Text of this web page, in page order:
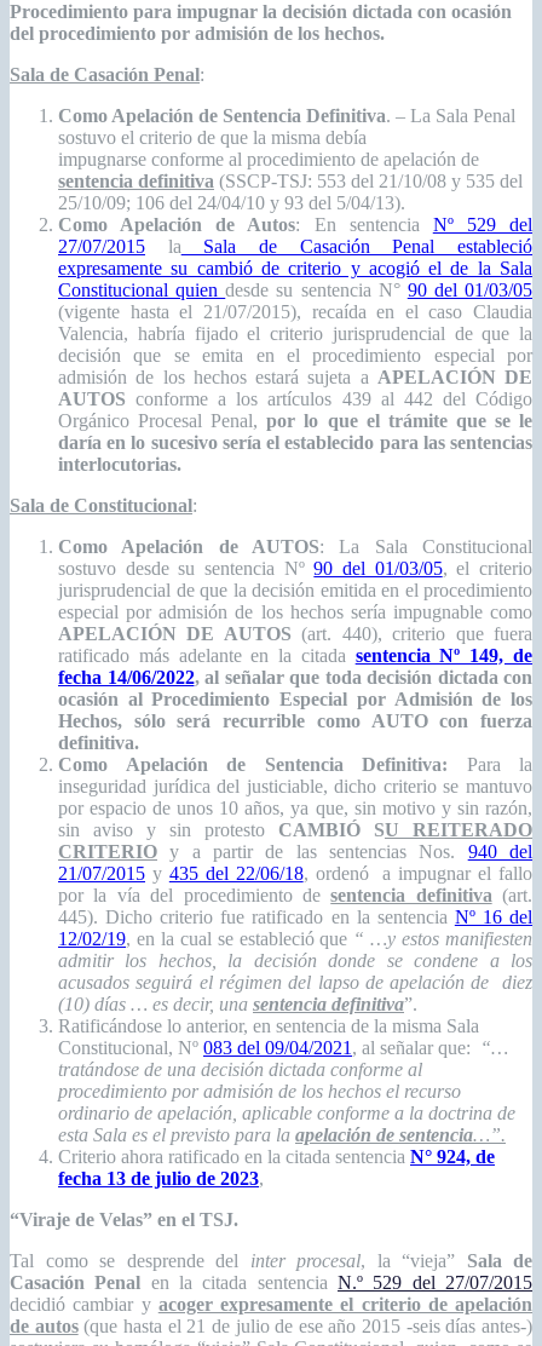
Procedimiento para impugnar la decisión dictada con ocasión
del procedimiento por admisión de los hechos.
Sala de Casación Penal:
Como Apelación de Sentencia Definitiva. – La Sala Penal
sostuvo el criterio de que la misma debía
impugnarse conforme al procedimiento de apelación de
sentencia definitiva (SSCP-TSJ: 553 del 21/10/08 y 535 del
25/10/09; 106 del 24/04/10 y 93 del 5/04/13).
Como Apelación de Autos: En sentencia Nº 529 del
27/07/2015 la Sala de Casación Penal estableció
expresamente su cambió de criterio y acogió el de la Sala
Constitucional quiendesde su sentencia N° 90 del 01/03/05
(vigente hasta el 21/07/2015), recaída en el caso Claudia
Valencia, habría fijado el criterio jurisprudencial de que la
decisión que se emita en el procedimiento especial por
admisión de los hechos estará sujeta a APELACIÓN DE
AUTOS conforme a los artículos 439 al 442 del Código
Orgánico Procesal Penal,por lo que el trámite que se le
daría en lo sucesivo sería el establecido para las sentencias
interlocutorias.
Sala de Constitucional:
Como Apelación de AUTOS: La Sala Constitucional
sostuvo desde su sentencia Nº90 del 01/03/05, el criterio
jurisprudencial de que la decisión emitida en el procedimiento
especial por admisión de los hechos sería impugnable como
APELACIÓN DE AUTOS (art. 440), criterio que fuera
ratificado más adelante en la citada sentencia Nº 149, de
fecha 14/06/2022, al señalar que toda decisión dictada con
ocasión al Procedimiento Especial por Admisión de los
Hechos, sólo será recurrible como AUTO con fuerza
definitiva.
Como Apelación de Sentencia Definitiva: Para la
inseguridad jurídica del justiciable, dicho criterio se mantuvo
por espacio de unos 10 años, ya que, sin motivo y sin razón,
sin aviso y sin protesto CAMBIÓ SU REITERADO
CRITERIO y a partir de las sentencias Nos. 940 del
21/07/2015 y 435 del 22/06/18, ordenó a impugnar el fallo
por la vía del procedimiento desentencia definitiva (art.
445). Dicho criterio fue ratificado en la sentencia Nº 16 del
12/02/19, en la cual se estableció que “ …y estos manifiesten
admitir los hechos, la decisión donde se condene a los
acusados seguirá el régimen del lapso de apelación de diez
(10) días … es decir, una sentencia definitiva”.
Ratificándose lo anterior, en sentencia de la misma Sala
Constitucional, Nº 083 del 09/04/2021 , al señalar que:
“…
tratándose de una decisión dictada conforme al
procedimiento por admisión de los hechos el recurso
ordinario de apelación, aplicable conforme a la doctrina de
esta Sala es el previsto para la apelación de sentencia…”.
Criterio ahora ratificado en la citada sentencia N° 924, de
fecha 13 de julio de 2023,
“Viraje de Velas” en el TSJ.
Tal como se desprende del inter procesal, la “vieja” Sala de
Casación Penal en la citada sentenciaN.º 529 del 27/07/2015
decidió cambiar y acoger expresamente el criterio de apelación
de autos(que hasta el 21 de julio de ese año 2015 -seis días antes-)